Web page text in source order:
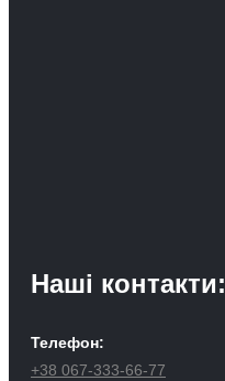
Наші контакти:
Телефон:
+38 067-333-66-77